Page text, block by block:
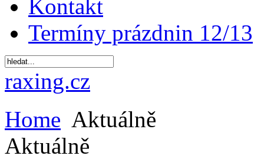
Kontakt
Termíny prázdnin 12/13
raxing.cz
Home Aktuálně
Aktuálně